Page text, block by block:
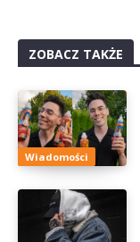
ZOBACZ TAKŻE
Wiadomości